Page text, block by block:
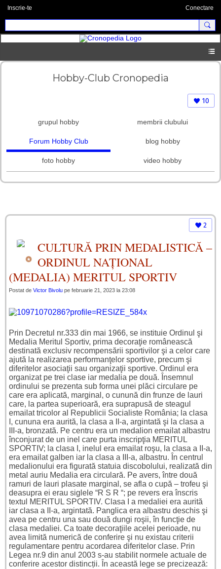
Inscrie-te Conectare
Hobby-Club Cronopedia
10
grupul hobby membrii clubului
Forum Hobby Club blog hobby
foto hobby video hobby
2
CULTURĂ PRIN MEDALISTICĂ –
ORDINUL NAȚIONAL
(MEDALIA) MERITUL SPORTIV
Postat de Victor Bivolu pe februarie 21, 2023 la 23:08
Prin Decretul nr.333 din mai 1966, se instituie Ordinul şi
Medalia Meritul Sportiv, prima decoraţie românească
destinată exclusiv recompensării sportivilor şi a celor care
ajută la realizarea performanţelor sportive, precum şi
diferitelor asociaţii sau organizaţii sportive. Ordinul era
organizat pe trei clase iar medalia pe două. Însemnul
ordinului se prezenta sub forma unei plăci circulare pe
care era aplicată, marginal, o cunună din frunze de lauri
care, la partea superioară, era suprapusă de steagul
emailat tricolor al Republicii Socialiste România; la clasa
I, cununa era aurită, la clasa a II-a, argintată şi la clasa a
III-a, bronzată. Pe centru era un medalion emailat albastru
înconjurat de un inel care purta inscripţia MERITUL
SPORTIV; la clasa I, inelul era emailat roşu, la clasa a II-a,
era emailat galben iar la clasa a III-a, albastru. În centrul
medalionului era figurată statuia discobolului, realizată din
metal auriu Medalia era circulară. Pe avers, între două
ramuri de lauri plasate marginal, se afla o cupă – trofeu şi
deasupra ei erau siglele “R S R “; pe revers era înscris
textul MERITUL SPORTIV. Clasa I a medaliei era aurită
iar clasa a II-a, argintată. Panglica era albastru deschis şi
avea pe centru una sau două dungi roşii, în funcţie de
clasa medaliei. Ca toate decoraţiile acelei perioade, nu
avea limită numerică de conferire şi nu existau criterii
regulamentare pentru acordarea diferitelor clase. Prin
Legea nr.9 din anul 2003 s-au stabilit normele actuale de
conferire acestor distincții. În această lege se precizează: